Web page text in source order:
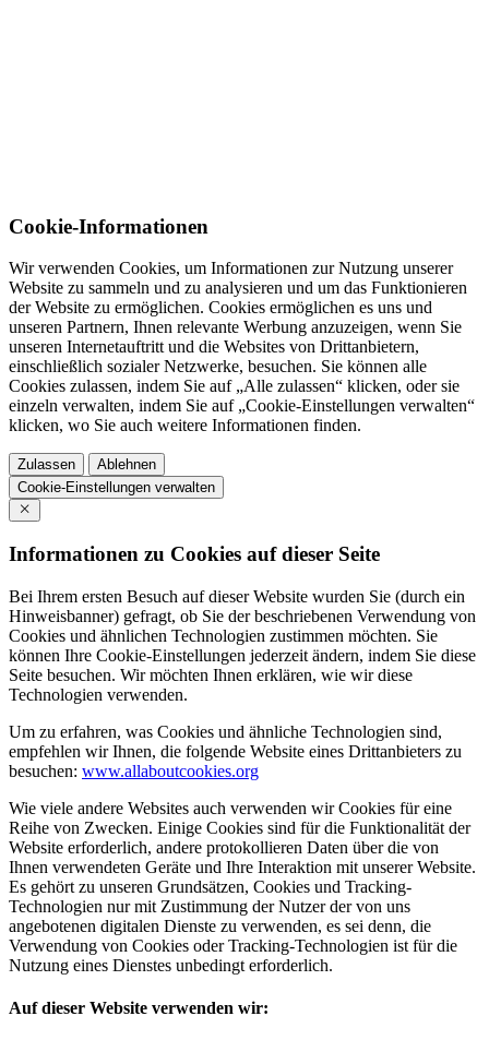
Cookie-Informationen
Wir verwenden Cookies, um Informationen zur Nutzung unserer
Website zu sammeln und zu analysieren und um das Funktionieren
der Website zu ermöglichen. Cookies ermöglichen es uns und
unseren Partnern, Ihnen relevante Werbung anzuzeigen, wenn Sie
unseren Internetauftritt und die Websites von Drittanbietern,
einschließlich sozialer Netzwerke, besuchen. Sie können alle
Cookies zulassen, indem Sie auf „Alle zulassen“ klicken, oder sie
einzeln verwalten, indem Sie auf „Cookie-Einstellungen verwalten“
klicken, wo Sie auch weitere Informationen finden.
Zulassen
Ablehnen
Cookie-Einstellungen verwalten
Informationen zu Cookies auf dieser Seite
Bei Ihrem ersten Besuch auf dieser Website wurden Sie (durch ein
Hinweisbanner) gefragt, ob Sie der beschriebenen Verwendung von
Cookies und ähnlichen Technologien zustimmen möchten. Sie
können Ihre Cookie-Einstellungen jederzeit ändern, indem Sie diese
Seite besuchen. Wir möchten Ihnen erklären, wie wir diese
Technologien verwenden.
Um zu erfahren, was Cookies und ähnliche Technologien sind,
empfehlen wir Ihnen, die folgende Website eines Drittanbieters zu
besuchen: www.allaboutcookies.org
Wie viele andere Websites auch verwenden wir Cookies für eine
Reihe von Zwecken. Einige Cookies sind für die Funktionalität der
Website erforderlich, andere protokollieren Daten über die von
Ihnen verwendeten Geräte und Ihre Interaktion mit unserer Website.
Es gehört zu unseren Grundsätzen, Cookies und Tracking-
Technologien nur mit Zustimmung der Nutzer der von uns
angebotenen digitalen Dienste zu verwenden, es sei denn, die
Verwendung von Cookies oder Tracking-Technologien ist für die
Nutzung eines Dienstes unbedingt erforderlich.
Auf dieser Website verwenden wir: